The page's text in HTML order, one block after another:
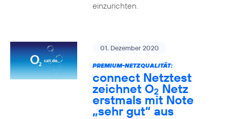
einzurichten.
01. Dezember 2020
PREMIUM-NETZQUALITÄT:
connect Netztest
zeichnet O2 Netz
erstmals mit Note
„sehr gut“ aus